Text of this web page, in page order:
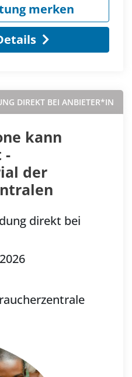
merken
DIREKT BEI ANBIETER*IN
kann
-
der
direkt bei